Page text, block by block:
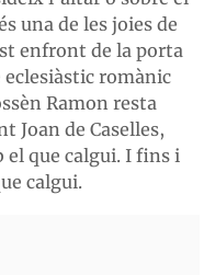
una de les joies de
enfront de la porta
eclesiàstic romànic
Ramon resta
Joan de Caselles,
el que calgui. I fins i
calgui.